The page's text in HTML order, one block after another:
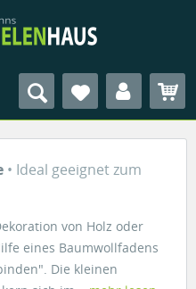
• Ideal geeignet zum
von Holz oder
eines Baumwollfadens
Die kleinen